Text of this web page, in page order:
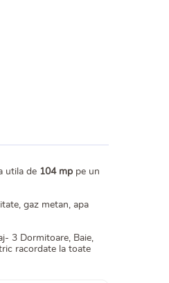
utila de 104 mp pe un
gaz metan, apa
3 Dormitoare, Baie,
racordate la toate